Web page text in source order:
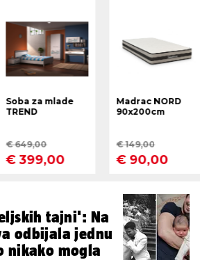
tajni': Na
odbijala jednu
nikako mogla